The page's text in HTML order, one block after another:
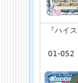
『ハイ
01-052